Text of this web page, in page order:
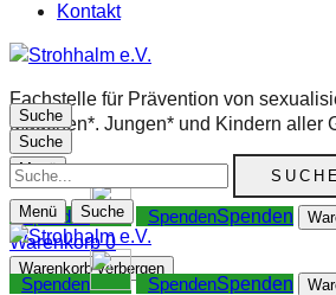
Kontakt
Fachstelle für Prävention von
Mädchen*. Jungen* und Kindern aller
Menü
Spenden
Warenkorb 0
Warenkorb verbergen
Suche
Suche
Suche
Menü Suche
Spenden